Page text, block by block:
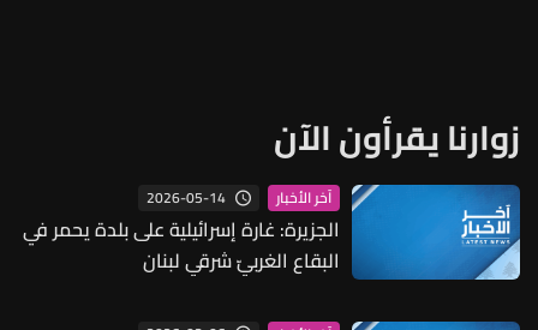
زوارنا يقرأون الآن
آخر الأخبار 2026-05-14
الجزيرة: غارة إسرائيلية على بلدة يحمر في
البقاع الغربيّ شرقي لبنان